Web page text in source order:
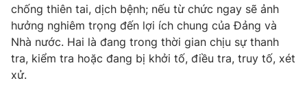
THỜI BÁO VTV
Theo dõi báo trên
chống thiên tai, dịch bệnh; nếu từ chức ngay sẽ ảnh
hưởng nghiêm trọng đến lợi ích chung của Đảng và
Nhà nước. Hai là đang trong thời gian chịu sự thanh
tra, kiểm tra hoặc đang bị khởi tố, điều tra, truy tố, xét
xử.